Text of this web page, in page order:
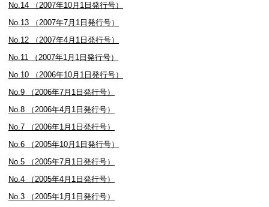
No.14 （2007年10月1日発行号）
No.13 （2007年7月1日発行号）
No.12 （2007年4月1日発行号）
No.11 （2007年1月1日発行号）
No.10 （2006年10月1日発行号）
No.9 （2006年7月1日発行号）
No.8 （2006年4月1日発行号）
No.7 （2006年1月1日発行号）
No.6 （2005年10月1日発行号）
No.5 （2005年7月1日発行号）
No.4 （2005年4月1日発行号）
No.3 （2005年1月1日発行号）